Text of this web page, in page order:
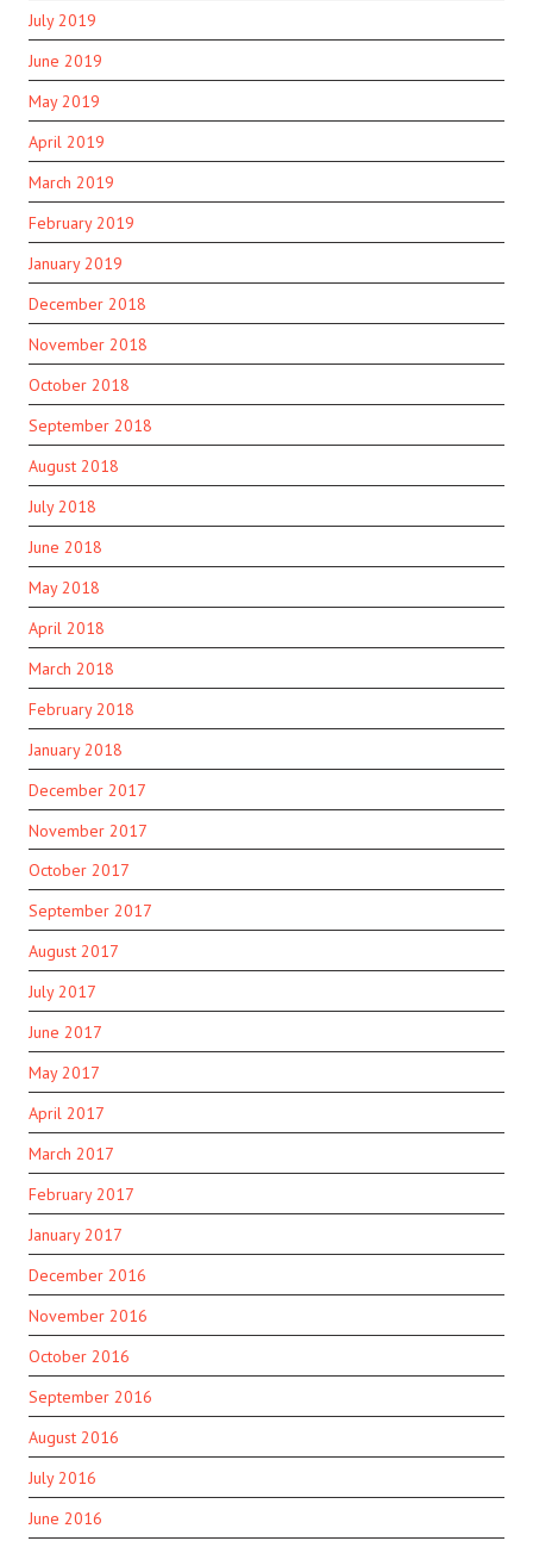
July 2019
June 2019
May 2019
April 2019
March 2019
February 2019
January 2019
December 2018
November 2018
October 2018
September 2018
August 2018
July 2018
June 2018
May 2018
April 2018
March 2018
February 2018
January 2018
December 2017
November 2017
October 2017
September 2017
August 2017
July 2017
June 2017
May 2017
April 2017
March 2017
February 2017
January 2017
December 2016
November 2016
October 2016
September 2016
August 2016
July 2016
June 2016